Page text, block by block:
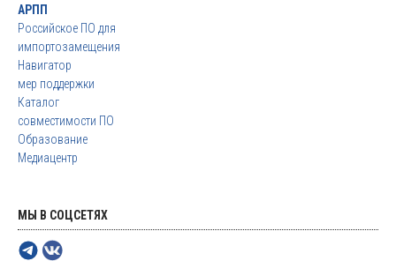
АРПП
Российское ПО для
импортозамещения
Навигатор
мер поддержки
Каталог
совместимости ПО
Образование
Медиацентр
МЫ В СОЦСЕТЯХ